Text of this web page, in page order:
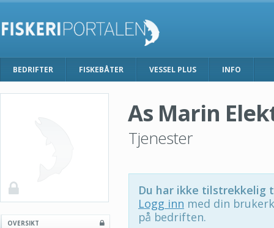
BEDRIFTER FISKEBÅTER VESSEL PLUS INFO
OVERSIKT
As Marin
Tjenester
Du har ikke tilstrekkelig
Logg inn med din
på bedriften.